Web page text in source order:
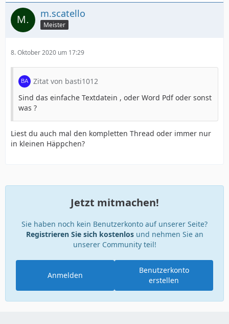
m.scatello
Meister
8. Oktober 2020 um 17:29
Zitat von basti1012
Sind das einfache Textdatein , oder Word Pdf oder sonst
was ?
Liest du auch mal den kompletten Thread oder immer nur
in kleinen Häppchen?
Jetzt mitmachen!
Sie haben noch kein Benutzerkonto auf unserer Seite?
Registrieren Sie sich kostenlosund nehmen Sie an
unserer Community teil!
Benutzerkonto
erstellen
Anmelden